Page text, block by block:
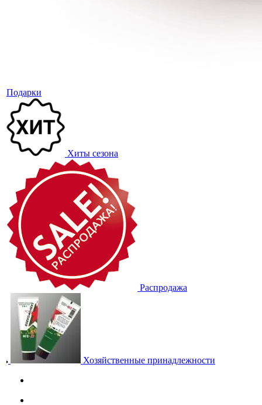
Подарки
Хиты сезона
Распродажа
Хозяйственные принадлежности